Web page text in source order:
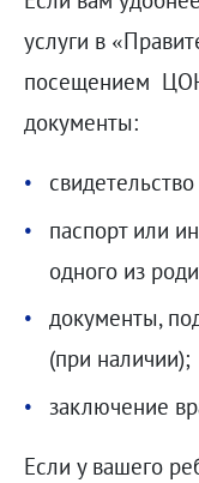
услуги в
посещением
документы:
паспорт или
одного из
документы,
(при наличии);
заключение
Если у вашего